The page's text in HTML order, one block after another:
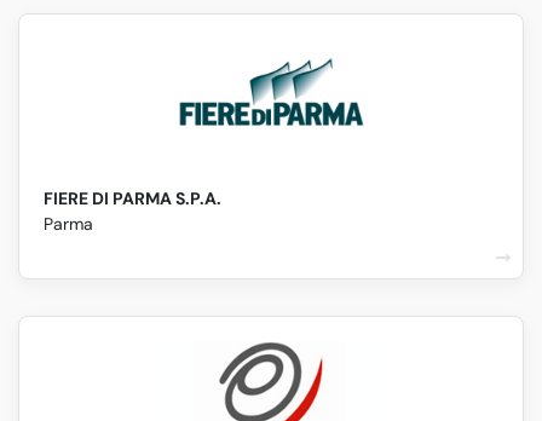
FIERE DI PARMA S.P.A.
Parma